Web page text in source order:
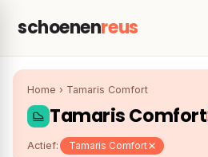
schoenenreus
Home › Tamaris Comfort
Tamaris Comfort
Actief: Tamaris Comfort